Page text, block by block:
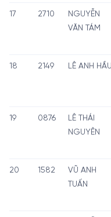
17 2710
NGUYỄN
VĂN TÁM
18 2149 LÊ ANH HẦU
19 0876
LÊ THÁI
NGUYÊN
20 1582
VŨ ANH
TUẤN